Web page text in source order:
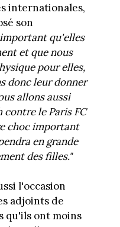
internationales,
son
qu'elles
et que nous
pour elles,
donc leur donner
allons aussi
le Paris FC
choc important
en grande
des filles."
l'occasion
adjoints de
qu'ils ont moins